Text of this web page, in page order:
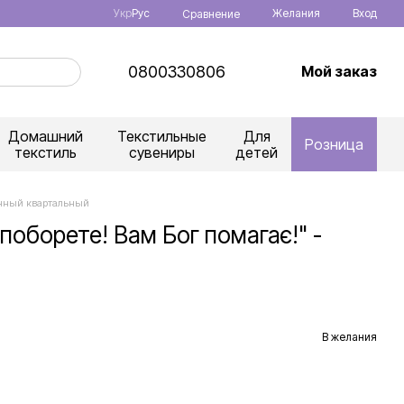
УкрРус Сравнение Желания Вход
0800330806 Мой заказ
Домашний
текстиль
Текстильные
сувениры
Для
детей
Розница
квартальный
Вам Бог помагає!" -
В желания